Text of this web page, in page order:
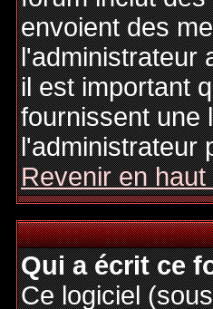
envoient des
l'administrateur
il est important
fournissent une
l'administrateur
Revenir en haut
Qui a écrit ce
Ce logiciel